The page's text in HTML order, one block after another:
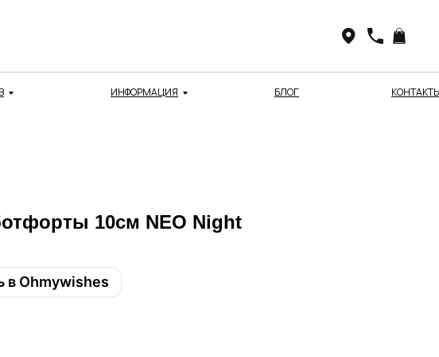
покупку!
ИНФОРМАЦИЯ БЛОГ
10см NEO Night
в Ohmywishes